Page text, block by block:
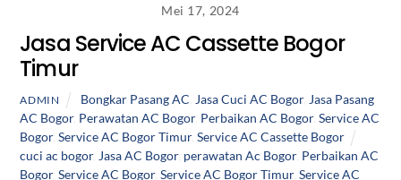
Mei 17, 2024
Jasa Service AC Cassette Bogor
Timur
ADMIN Bongkar Pasang AC Jasa Cuci AC Bogor, Jasa Pasang
AC Bogor, Perawatan AC Bogor, Perbaikan AC Bogor,Service AC
Bogor,Service AC Bogor Timur,Service AC Cassette Bogor
cuci ac bogor, Jasa AC Bogor, perawatan Ac Bogor, Perbaikan AC
Bogor,Service AC Bogor,Service AC Bogor Timur,Service AC